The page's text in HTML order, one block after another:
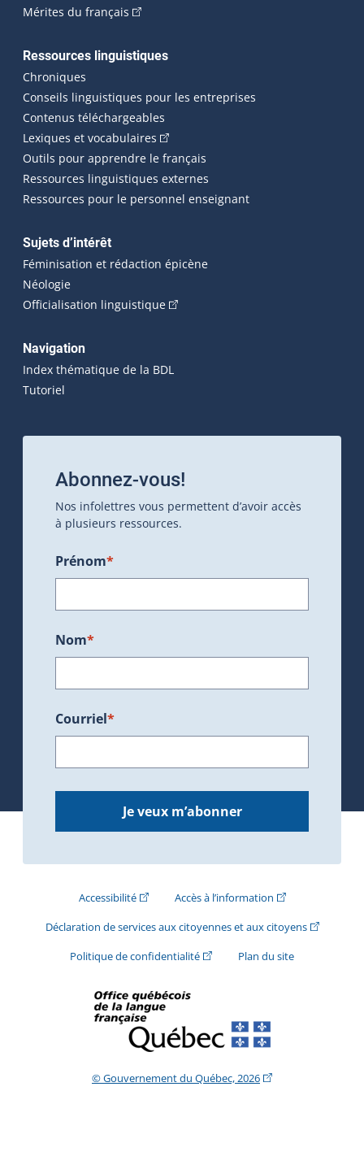
Mérites du français (Cet hyperlien externe s'ouvrira dans une
Ressources linguistiques
Chroniques
Conseils linguistiques pour les entreprises
Contenus téléchargeables
Lexiques et vocabulaires (Cet hyperlien externe s'ouvrira
Outils pour apprendre le français
Ressources linguistiques externes
Ressources pour le personnel enseignant
Sujets d’intérêt
Féminisation et rédaction épicène
Néologie
Officialisation linguistique(Cet hyperlien externe s'ouvrira
Navigation
Index thématique de la BDL
Tutoriel
Abonnez-vous!
Nos infolettres vous permettent d’avoir accès
à plusieurs ressources.
Prénom*
Nom*
Courriel*
Je veux m’abonner
Accessibilité(Cet hyperlien externe s'ouvrira dans une
Accès à l’information(Cet hyperlien
Déclaration de services aux citoyennes et aux citoyens(Cet
Politique de confidentialité(Cet hyperlien externe s'ouvrira
Plan du site
© Gouvernement du Québec, 2026(Cet hyperlien